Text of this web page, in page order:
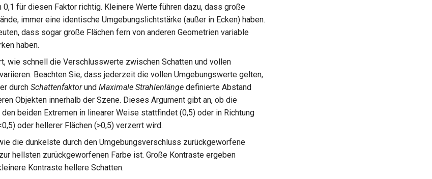
0,1 für diesen Faktor richtig. Kleinere Werte führen dazu, dass große
immer eine identische Umgebungslichtstärke (außer in Ecken) haben.
dass sogar große Flächen fern von anderen Geometrien variable
haben.
wie schnell die Verschlusswerte zwischen Schatten und vollen
Beachten Sie, dass jederzeit die vollen Umgebungswerte gelten,
durch Schattenfaktorund Maximale Strahlenlänge definierte Abstand
Objekten innerhalb der Szene. Dieses Argument gibt an, ob die
beiden Extremen in linearer Weise stattfindet (0,5) oder in Richtung
oder hellerer Flächen (>0,5) verzerrt wird.
die dunkelste durch den Umgebungsverschluss zurückgeworfene
hellsten zurückgeworfenen Farbe ist. Große Kontraste ergeben
Kontraste hellere Schatten.